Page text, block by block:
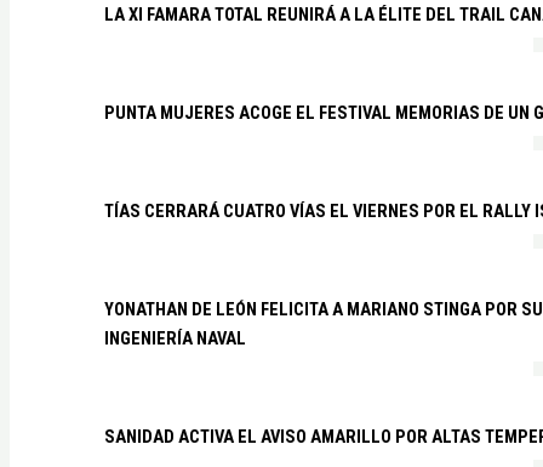
LA XI FAMARA TOTAL REUNIRÁ A LA ÉLITE DEL TRAIL
PUNTA MUJERES ACOGE EL FESTIVAL MEMORIAS DE UN
TÍAS CERRARÁ CUATRO VÍAS EL VIERNES POR EL RALLY
YONATHAN DE LEÓN FELICITA A MARIANO STINGA POR
INGENIERÍA NAVAL
SANIDAD ACTIVA EL AVISO AMARILLO POR ALTAS